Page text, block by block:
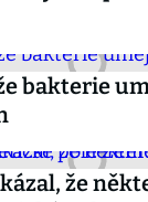
bakterie
že